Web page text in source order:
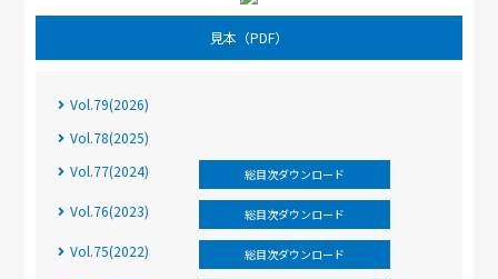
見本（PDF）
Vol.79(2026)
Vol.78(2025)
Vol.77(2024)
総目次ダウンロード
Vol.76(2023) 総目次ダウンロード
Vol.75(2022) 総目次ダウンロード